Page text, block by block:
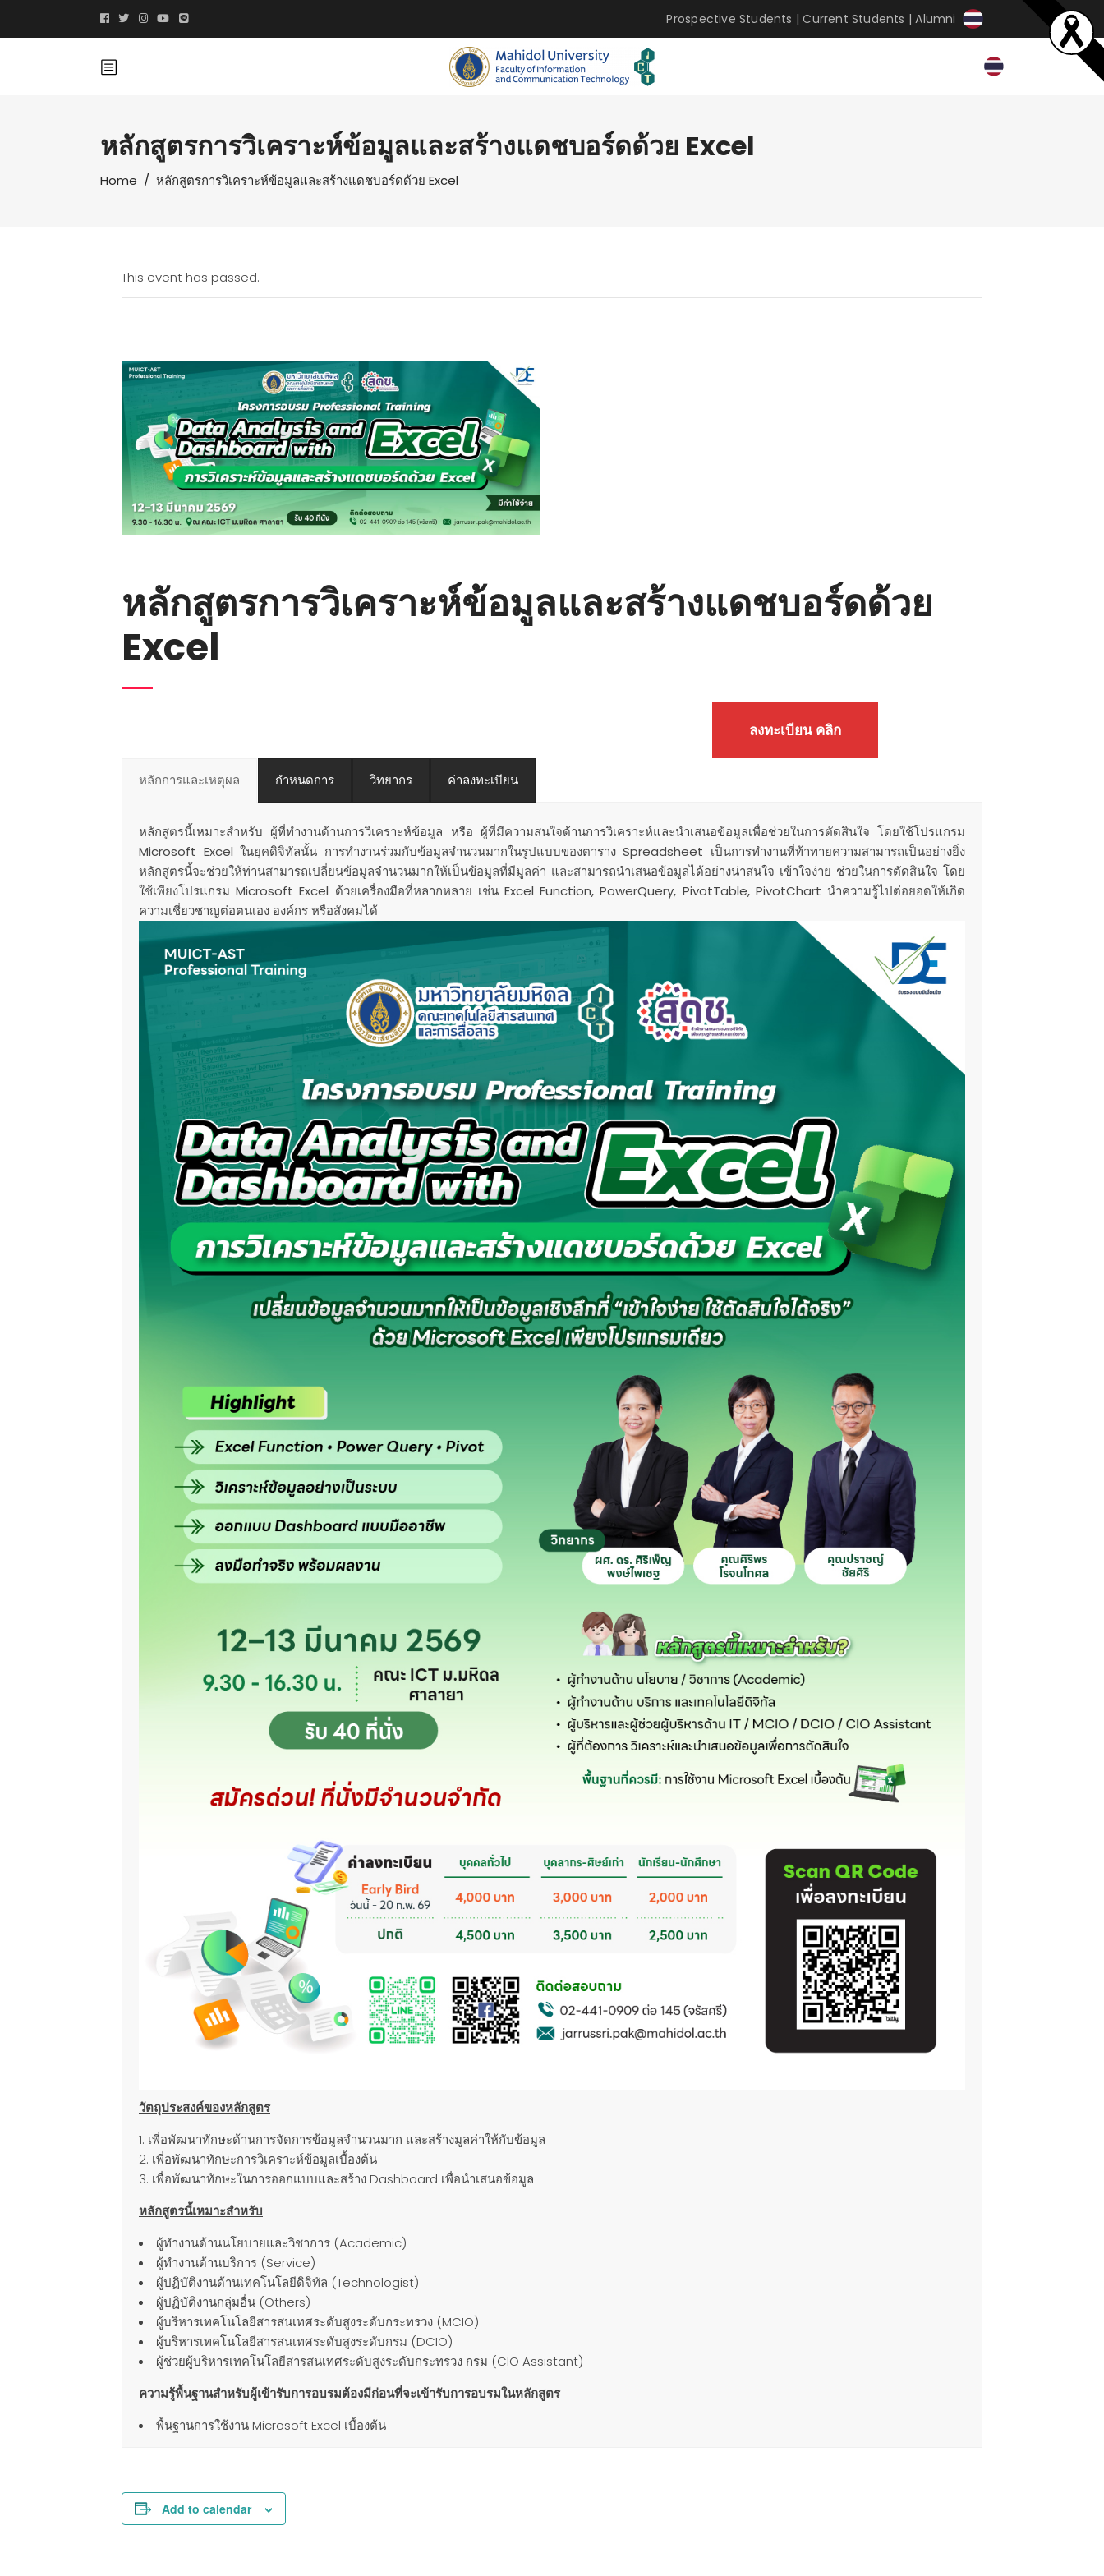
Prospective Students |Current Students |Alumni
หลักสูตรการวิเคราะห์ข้อมูลและสร้างแดชบอร์ดด้วย Excel
Home / หลักสูตรการวิเคราะห์ข้อมูลและสร้างแดชบอร์ดด้วย Excel
This event has passed.
หลักสูตรการวิเคราะห์ข้อมูลและสร้างแดชบอร์ดด้วย
Excel
ลงทะเบียน คลิก
หลักการและเหตุผล กำหนดการ วิทยากร ค่าลงทะเบียน
หลักสูตรนี้เหมาะสำหรับ ผู้ที่ทำงานด้านการวิเคราะห์ข้อมูล หรือ ผู้ที่มีความสนใจด้านการวิเคราะห์และนำเสนอข้อมูลเพื่อช่วยในการตัดสินใจ โดยใช้โปรแกรม
Microsoft Excel ในยุคดิจิทัลนั้น การทำงานร่วมกับข้อมูลจำนวนมากในรูปแบบของตาราง Spreadsheet เป็นการทำงานที่ท้าทายความสามารถเป็นอย่างยิ่ง
หลักสูตรนี้จะช่วยให้ท่านสามารถเปลี่ยนข้อมูลจำนวนมากให้เป็นข้อมูลที่มีมูลค่า และสามารถนำเสนอข้อมูลได้อย่างน่าสนใจ เข้าใจง่าย ช่วยในการตัดสินใจ โดย
ใช้เพียงโปรแกรม Microsoft Excel ด้วยเครื่องมือที่หลากหลาย เช่น Excel Function, PowerQuery, PivotTable, PivotChart นำความรู้ไปต่อยอดให้เกิด
ความเชี่ยวชาญต่อตนเอง องค์กร หรือสังคมได้
วัตถุประสงค์ของหลักสูตร
เพี่อพัฒนาทักษะด้านการจัดการข้อมูลจำนวนมาก และสร้างมูลค่าให้กับข้อมูล
เพี่อพัฒนาทักษะการวิเคราะห์ข้อมูลเบื้องต้น
เพื่อพัฒนาทักษะในการออกแบบและสร้าง Dashboard เพื่อนำเสนอข้อมูล
หลักสูตรนี้เหมาะสำหรับ
ผู้ทำงานด้านนโยบายและวิชาการ (Academic)
ผู้ทำงานด้านบริการ (Service)
ผู้ปฏิบัติงานด้านเทคโนโลยีดิจิทัล (Technologist)
ผู้ปฏิบัติงานกลุ่มอื่น (Others)
ผู้บริหารเทคโนโลยีสารสนเทศระดับสูงระดับกระทรวง (MCIO)
ผู้บริหารเทคโนโลยีสารสนเทศระดับสูงระดับกรม (DCIO)
ผู้ช่วยผู้บริหารเทคโนโลยีสารสนเทศระดับสูงระดับกระทรวง กรม (CIO Assistant)
ความรู้พื้นฐานสำหรับผู้เข้ารับการอบรมต้องมีก่อนที่จะเข้ารับการอบรมในหลักสูตร
พื้นฐานการใช้งาน Microsoft Excel เบื้องต้น
Add to calendar